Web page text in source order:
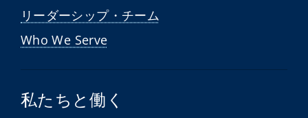
リーダーシップ・チーム
Who We Serve
私たちと働く